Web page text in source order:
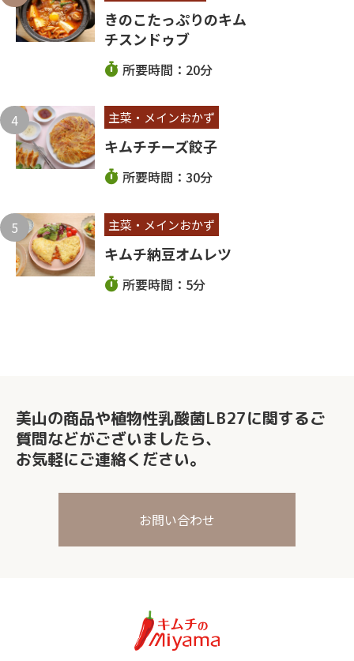
きのこたっぷりのキム
チスンドゥブ
所要時間：20分
主菜・メインおかず
キムチチーズ餃子
所要時間：30分
主菜・メインおかず
キムチ納豆オムレツ
所要時間：5分
美山の商品や植物性乳酸菌LB27に関するご
質問などがございましたら、
お気軽にご連絡ください。
お問い合わせ